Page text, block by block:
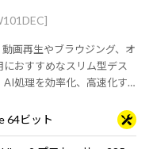
画再生やブラウジング、オ
におすすめなスリム型デス
AI処理を効率化、高速化す
64ビット